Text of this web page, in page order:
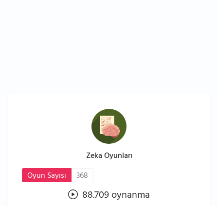
Zeka Oyunları
Oyun Sayısı
368
88.709 oynanma